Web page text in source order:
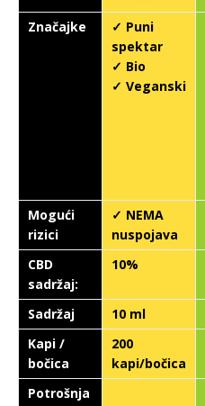
Značajke
✓ Puni
spektar
✓ Bio
✓ Veganski
Mogući
rizici
✓ NEMA
nuspojava
CBD
sadržaj:
10%
Sadržaj 10 ml
Kapi /
bočica
200
kapi/bočica
Potrošnja